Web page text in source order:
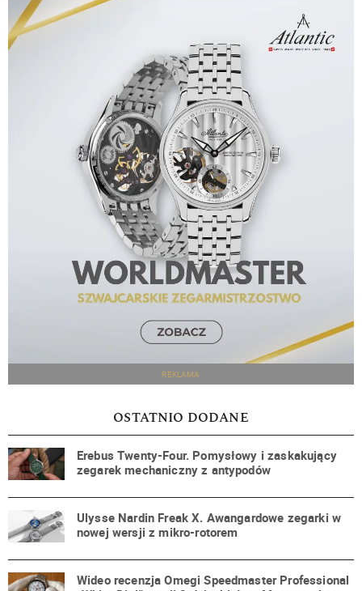
REKLAMA
OSTATNIO DODANE
Erebus Twenty-Four. Pomysłowy i zaskakujący
zegarek mechaniczny z antypodów
Ulysse Nardin Freak X. Awangardowe zegarki w
nowej wersji z mikro-rotorem
Wideo recenzja Omegi Speedmaster Professional